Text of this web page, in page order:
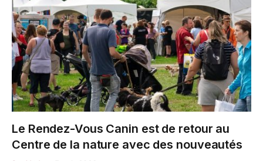
Le Rendez-Vous Canin est de retour au
Centre de la nature avec des nouveautés